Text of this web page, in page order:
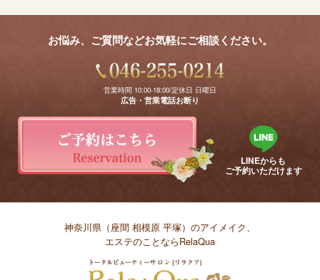
お悩み、ご質問などお気軽にご相談ください。
営業時間 10:00-18:00/定休日 日曜日
広告・営業電話お断り
LINEからも
ご予約いただけます
神奈川県（座間 相模原 平塚）のアイメイク、
エステのことならRelaQua